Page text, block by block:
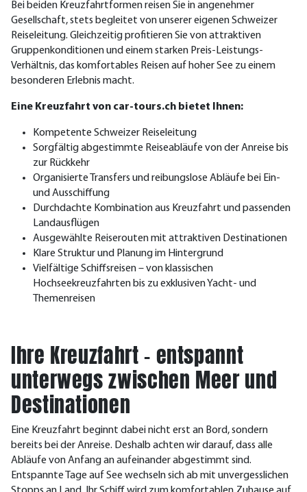
Bei beiden Kreuzfahrtformen reisen Sie in angenehmer
Gesellschaft, stets begleitet von unserer eigenen Schweizer
Reiseleitung. Gleichzeitig profitieren Sie von attraktiven
Gruppenkonditionen und einem starken Preis-Leistungs-
Verhältnis, das komfortables Reisen auf hoher See zu einem
besonderen Erlebnis macht.
Eine Kreuzfahrt von car-tours.ch bietet Ihnen:
Kompetente Schweizer Reiseleitung
Sorgfältig abgestimmte Reiseabläufe von der Anreise bis
zur Rückkehr
Organisierte Transfers und reibungslose Abläufe bei Ein-
und Ausschiffung
Durchdachte Kombination aus Kreuzfahrt und passenden
Landausflügen
Ausgewählte Reiserouten mit attraktiven Destinationen
Klare Struktur und Planung im Hintergrund
Vielfältige Schiffsreisen – von klassischen
Hochseekreuzfahrten bis zu exklusiven Yacht- und
Themenreisen
Ihre Kreuzfahrt – entspannt
unterwegs zwischen Meer und
Destinationen
Eine Kreuzfahrt beginnt dabei nicht erst an Bord, sondern
bereits bei der Anreise. Deshalb achten wir darauf, dass alle
Abläufe von Anfang an aufeinander abgestimmt sind.
Entspannte Tage auf See wechseln sich ab mit unvergesslichen